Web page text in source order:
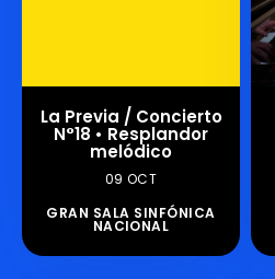
La Previa / Concierto
N°18 • Resplandor
melódico
09 OCT
GRAN SALA SINFÓNICA
NACIONAL